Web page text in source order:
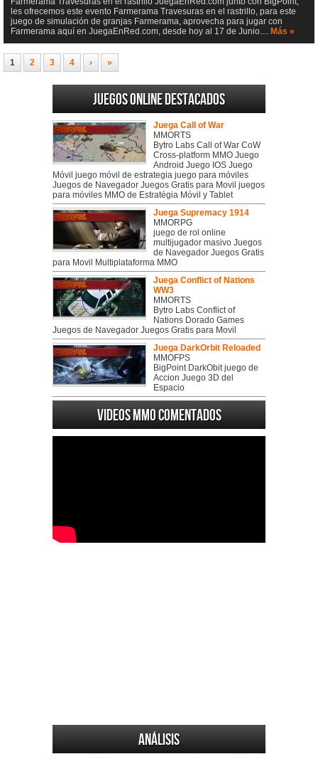
les ofrecemos este evento Farmerama Travesuras en el rastrillo, para este
juego de simulación de granjas Farmerama, aprovecha para jugar con
Farmerama aquí en JuegaEnRed.com, desde hoy al 17 de Junio.... Más »
1 2 3 4 › »
Juegos online destacados
Juega Call of War
MMORTS
Bytro Labs Call of War CoW
Cross-platform MMO Juego
Android Juego IOS Juego
Móvil juego móvil de estrategia juego para móviles
Juegos de Navegador Juegos Gratis para Movil juegos
para móviles MMO de Estratégia Móvil y Tablet
Juega Supremacy 1914
MMORPG
juego de rol online
multijugador masivo Juegos
de Navegador Juegos Gratis
para Movil Multiplataforma MMO
Juega Conflict of Nations
WW3
MMORTS
Bytro Labs Conflict of
Nations Dorado Games
Juegos de Navegador Juegos Gratis para Movil
Juega DarkOrbit Reloaded
MMOFPS
BigPoint DarkObit juego de
Accion Juego 3D del
Espacio
Videos MMO Comentados
Análisis